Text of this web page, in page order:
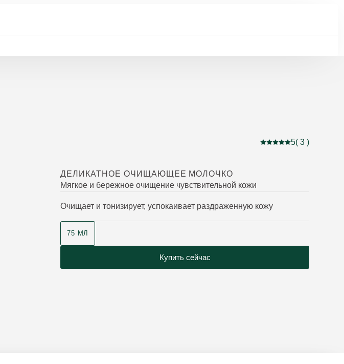
Current rating: 5 out of
5( 3 )
ДЕЛИКАТНОЕ ОЧИЩАЮЩЕЕ МОЛОЧКО
Мягкое и бережное очищение чувствительной кожи
Очищает и тонизирует, успокаивает раздраженную кожу
75 МЛ
Купить сейчас